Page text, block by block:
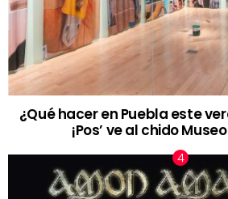
¿Qué hacer en Puebla este
¡Pos’ ve al chido